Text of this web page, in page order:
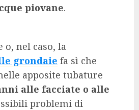
piovane.
o, nel caso, la
grondaie fa sì che
apposite tubature
alle facciate o alle
problemi di